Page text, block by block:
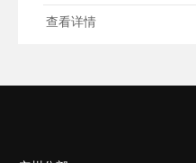
查看详情